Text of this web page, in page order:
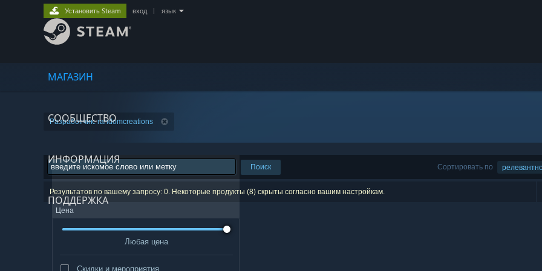
МАГАЗИН
СООБЩЕСТВО
ИНФОРМАЦИЯ
ПОДДЕРЖКА
Установить Steam вход язык
Разработчик: randomcreations
Сортировать по
Поиск
Результатов по вашему запросу: 0. Некоторые продукты (8) скрыты согласно вашим настройкам.
Цена
Любая цена
Скидки и мероприятия